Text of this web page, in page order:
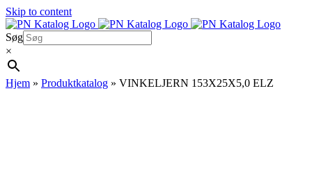
Skip to content
Søg
×
Hjem » Produktkatalog » VINKELJERN 153X25X5,0 ELZ